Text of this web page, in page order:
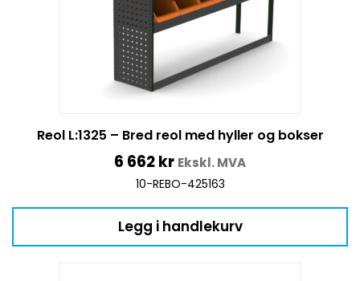
Reol L:1325 – Bred reol med hyller og bokser
6 662kr Ekskl. MVA
10-REBO-425163
Legg i handlekurv